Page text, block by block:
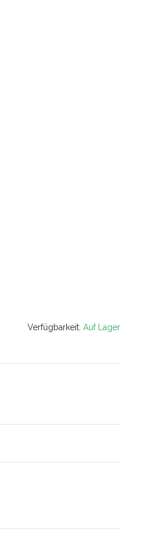
Verfügbarkeit: Auf Lager